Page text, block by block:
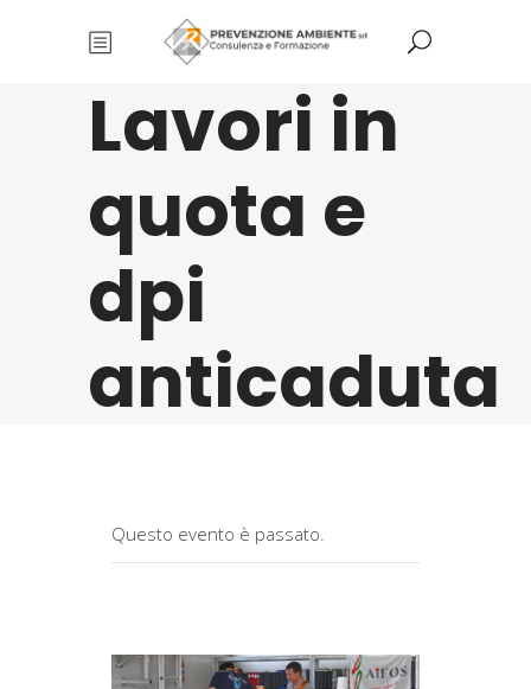
Lavori in
quota e
dpi
anticaduta
Questo evento è passato.